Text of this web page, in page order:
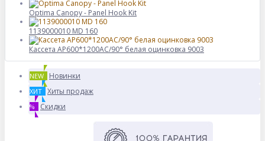
Optima Canopy - Panel Hook Kit
1139000010 MD 160
Кассета AP600*1200AC/90° белая оцинковка 9003
NEW Новинки
ХИТ Хиты продаж
% Скидки